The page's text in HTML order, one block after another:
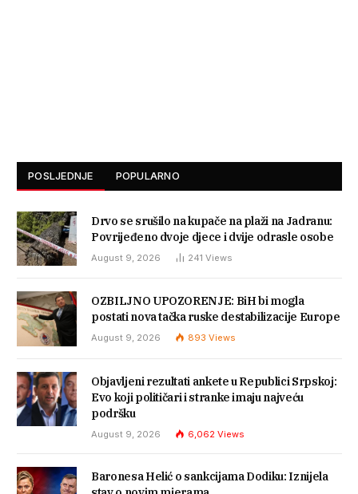
POSLJEDNJE POPULARNO
Drvo se srušilo na kupače na plaži na Jadranu:
Povrijeđeno dvoje djece i dvije odrasle osobe
August 9, 2026 241 Views
OZBILJNO UPOZORENJE: BiH bi mogla
postati nova tačka ruske destabilizacije Europe
August 9, 2026 893 Views
Objavljeni rezultati ankete u Republici Srpskoj:
Evo koji političari i stranke imaju najveću
podršku
August 9, 2026 6,062 Views
Baronesa Helić o sankcijama Dodiku: Iznijela